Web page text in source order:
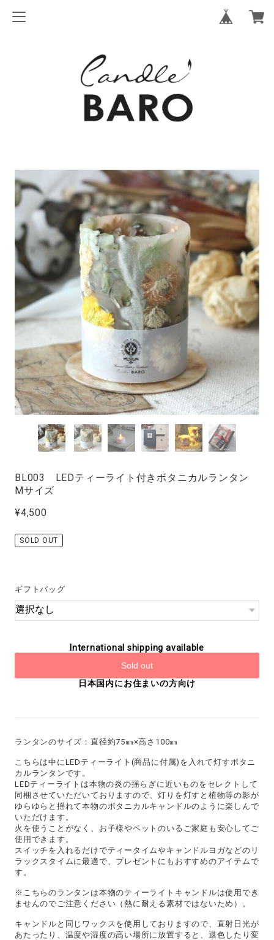
BL003 LEDティーライト付きボタニカルランタン
Mサイズ
¥4,500
SOLD OUT
ギフトバッグ
International shipping available
Sold out
日本国内にお住まいの方向け
ランタンのサイズ：直径約75㎜×高さ100㎜
こちらは中にLEDティーライト(商品に付属)を入れて灯すボタニ
カルランタンです。
LEDティーライトは本物の炎の揺らぎに近いものをセレクトして
同梱させていただいておりますので、灯りを灯すと植物等の影が
ゆらゆらと揺れて本物のボタニカルキャンドルのように楽しんで
いただけます。
火を使うことがなく、お子様やペットのいるご家庭も安心してご
使用できます。
スイッチを入れるだけでティータイムやキャンドルヨガなどのリ
ラックスタイムに最適で、プレゼントにもおすすめのアイテムで
す。
※こちらのランタンは本物のティーライトキャンドルは使用でき
ませんのでご注意ください（熱に耐える素材ではないため）。
キャンドルと同じワックスを使用しておりますので、直射日光が
あたったり、温度や湿度の高い場所に放置すると、退色したり変